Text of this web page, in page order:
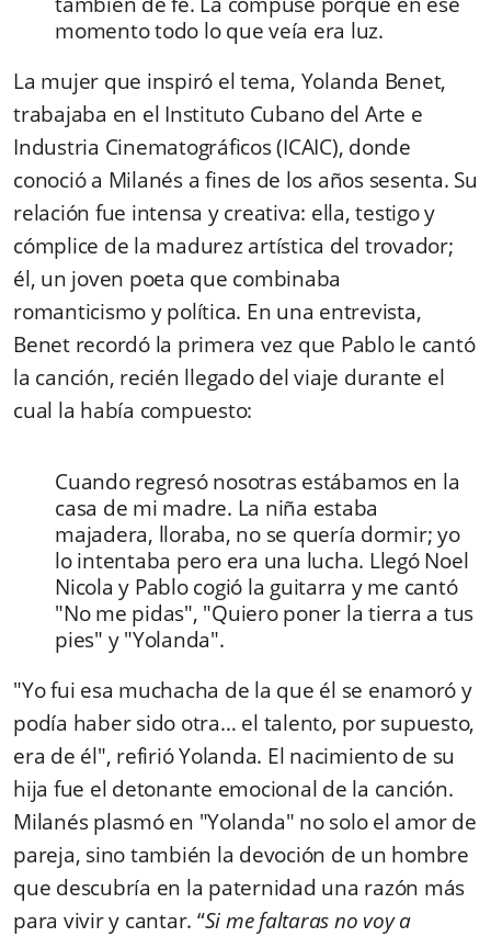
momento todo lo que veía era luz.
La mujer que inspiró el tema, Yolanda Benet,
trabajaba en el Instituto Cubano del Arte e
Industria Cinematográficos (ICAIC), donde
conoció a Milanés a fines de los años sesenta. Su
relación fue intensa y creativa: ella, testigo y
cómplice de la madurez artística del trovador;
él, un joven poeta que combinaba
romanticismo y política. En una entrevista,
Benet recordó la primera vez que Pablo le cantó
la canción, recién llegado del viaje durante el
cual la había compuesto:
Cuando regresó nosotras estábamos en la
casa de mi madre. La niña estaba
majadera, lloraba, no se quería dormir; yo
lo intentaba pero era una lucha. Llegó Noel
Nicola y Pablo cogió la guitarra y me cantó
"No me pidas", "Quiero poner la tierra a tus
pies" y "Yolanda".
"Yo fui esa muchacha de la que él se enamoró y
podía haber sido otra… el talento, por supuesto,
era de él", refirió Yolanda. El nacimiento de su
hija fue el detonante emocional de la canción.
Milanés plasmó en "Yolanda" no solo el amor de
pareja, sino también la devoción de un hombre
que descubría en la paternidad una razón más
para vivir y cantar. “Si me faltaras no voy a